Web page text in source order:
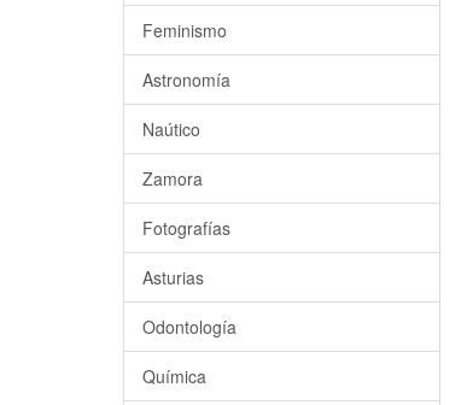
Feminismo
Astronomía
Naútico
Zamora
Fotografías
Asturias
Odontología
Química